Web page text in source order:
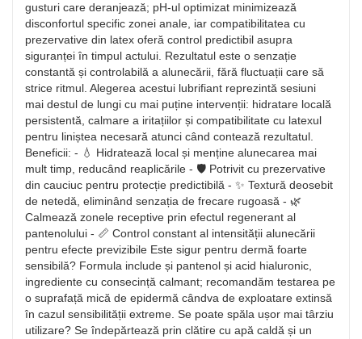
gusturi care deranjează; pH-ul optimizat minimizează
disconfortul specific zonei anale, iar compatibilitatea cu
prezervative din latex oferă control predictibil asupra
siguranței în timpul actului. Rezultatul este o senzație
constantă și controlabilă a alunecării, fără fluctuații care să
strice ritmul. Alegerea acestui lubrifiant reprezintă sesiuni
mai destul de lungi cu mai puține intervenții: hidratare locală
persistentă, calmare a iritațiilor și compatibilitate cu latexul
pentru liniștea necesară atunci când contează rezultatul.
Beneficii: - 💧 Hidratează local și menține alunecarea mai
mult timp, reducând reaplicările - 🛡️ Potrivit cu prezervative
din cauciuc pentru protecție predictibilă - ✨ Textură deosebit
de netedă, eliminând senzația de frecare rugoasă - 🌿
Calmează zonele receptive prin efectul regenerant al
pantenolului - 📏 Control constant al intensității alunecării
pentru efecte previzibile Este sigur pentru dermă foarte
sensibilă? Formula include și pantenol și acid hialuronic,
ingrediente cu consecință calmant; recomandăm testarea pe
o suprafață mică de epidermă cândva de exploatare extinsă
în cazul sensibilității extreme. Se poate spăla ușor mai târziu
utilizare? Se îndepărtează prin clătire cu apă caldă și un